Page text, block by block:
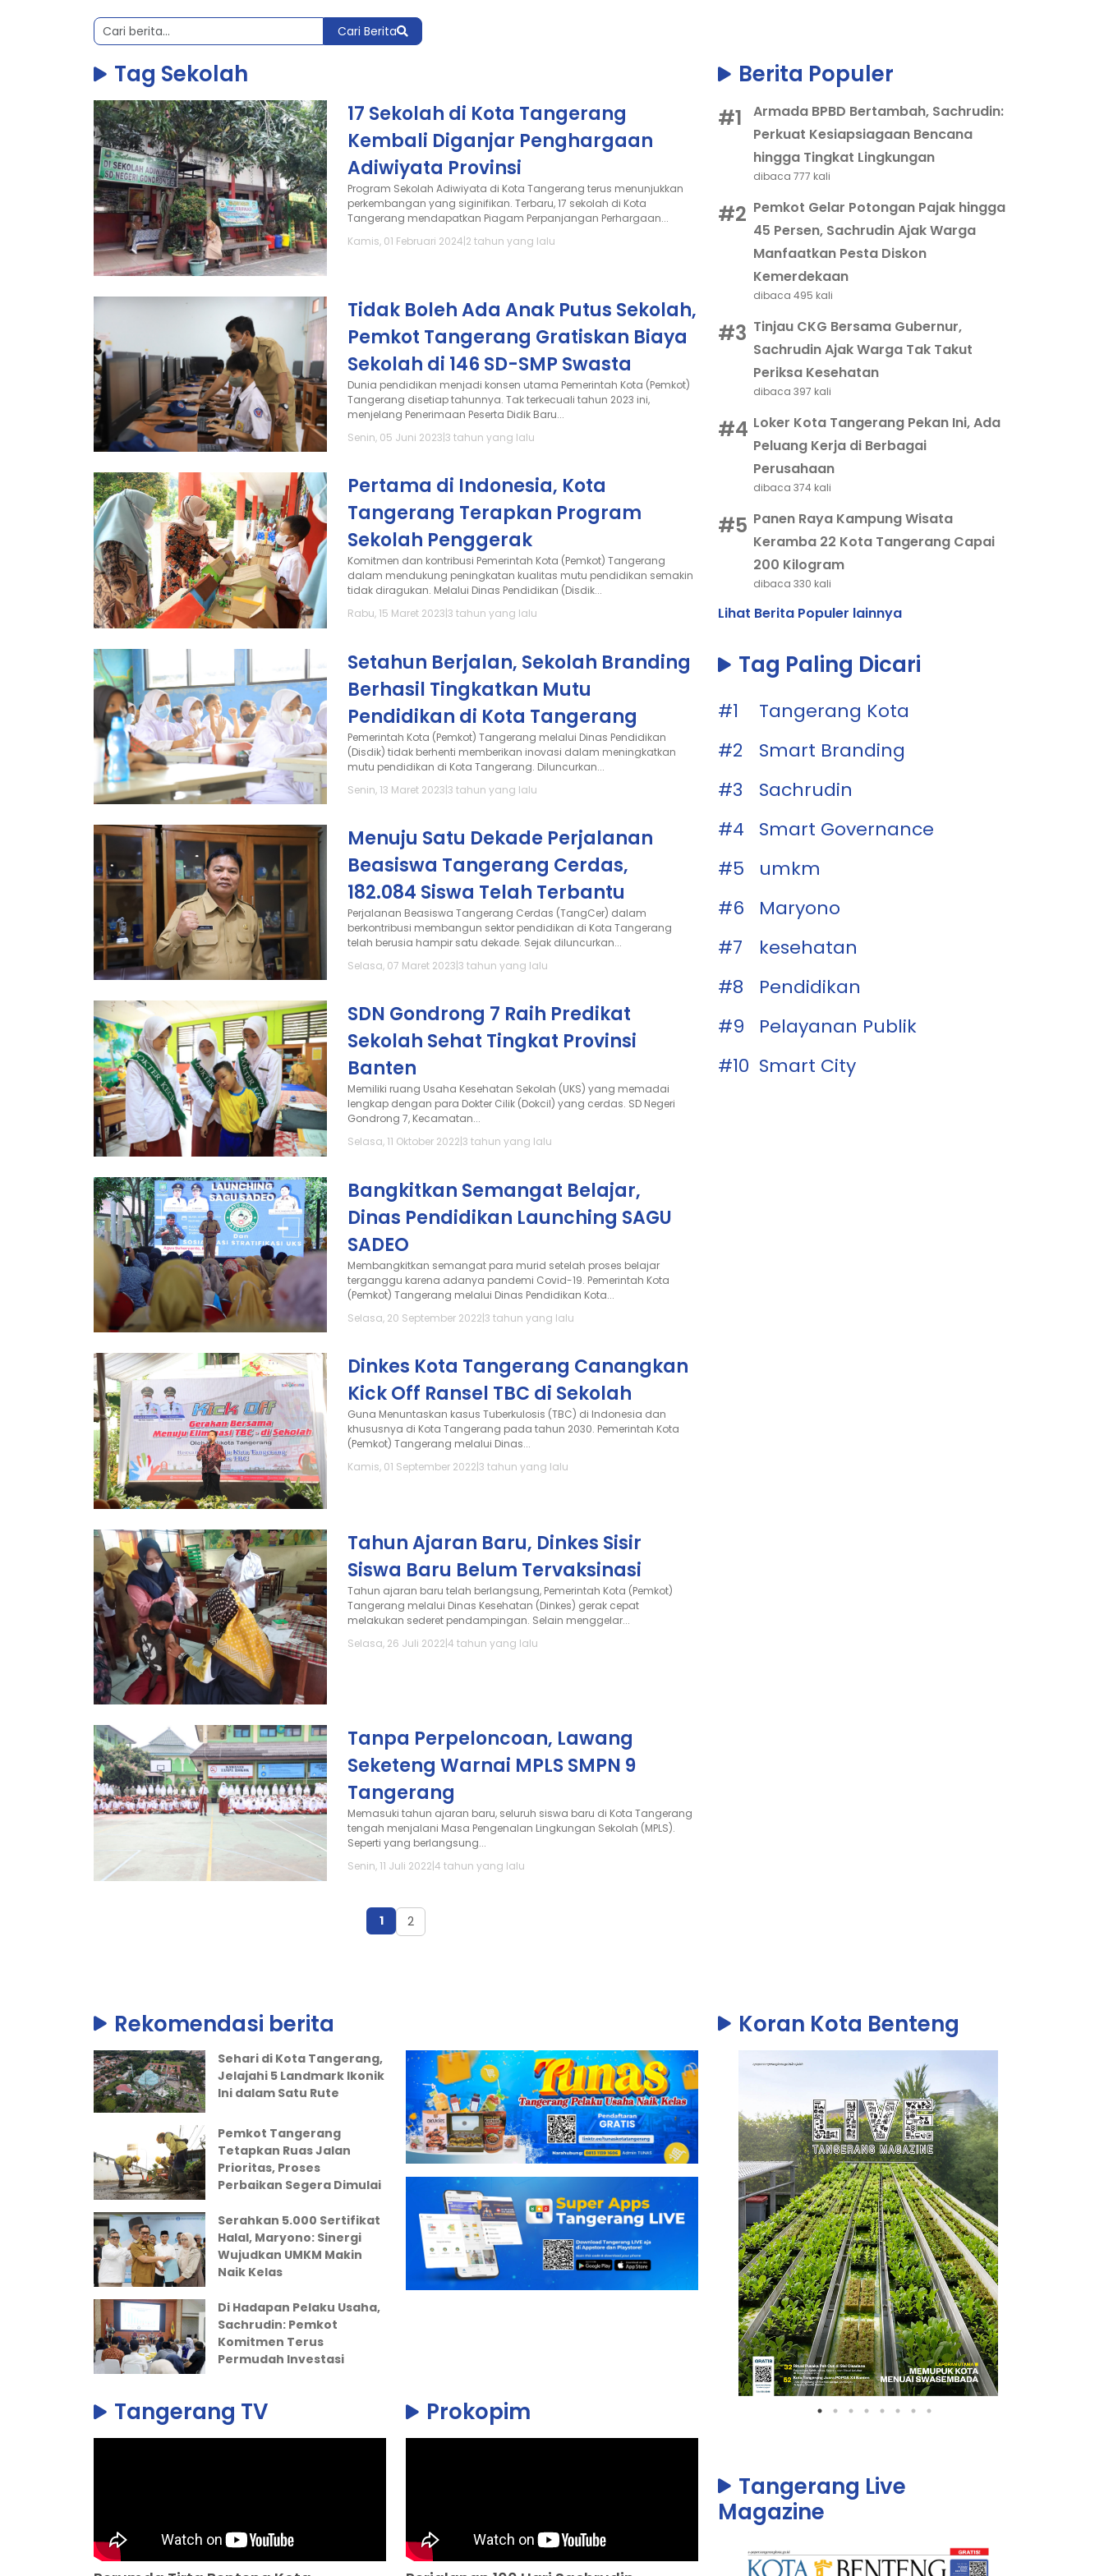
Cari Berita
Tag Sekolah
17 Sekolah di Kota Tangerang
Kembali Diganjar Penghargaan
Adiwiyata Provinsi
Program Sekolah Adiwiyata di Kota Tangerang terus menunjukkan
perkembangan yang siginifikan. Terbaru, 17 sekolah di Kota
Tangerang mendapatkan Piagam Perpanjangan Perhargaan...
Kamis, 01 Februari 2024 2 tahun yang lalu
Tidak Boleh Ada Anak Putus Sekolah,
Pemkot Tangerang Gratiskan Biaya
Sekolah di 146 SD-SMP Swasta
Dunia pendidikan menjadi konsen utama Pemerintah Kota (Pemkot)
Tangerang disetiap tahunnya. Tak terkecuali tahun 2023 ini,
menjelang Penerimaan Peserta Didik Baru...
Senin, 05 Juni 2023|3 tahun yang lalu
Pertama di Indonesia, Kota
Tangerang Terapkan Program
Sekolah Penggerak
Komitmen dan kontribusi Pemerintah Kota (Pemkot) Tangerang
dalam mendukung peningkatan kualitas mutu pendidikan semakin
tidak diragukan. Melalui Dinas Pendidikan (Disdik...
Rabu, 15 Maret 2023|3 tahun yang lalu
Setahun Berjalan, Sekolah Branding
Berhasil Tingkatkan Mutu
Pendidikan di Kota Tangerang
Pemerintah Kota (Pemkot) Tangerang melalui Dinas Pendidikan
(Disdik) tidak berhenti memberikan inovasi dalam meningkatkan
mutu pendidikan di Kota Tangerang. Diluncurkan...
Senin, 13 Maret 2023|3 tahun yang lalu
Menuju Satu Dekade Perjalanan
Beasiswa Tangerang Cerdas,
182.084 Siswa Telah Terbantu
Perjalanan Beasiswa Tangerang Cerdas (TangCer) dalam
berkontribusi membangun sektor pendidikan di Kota Tangerang
telah berusia hampir satu dekade. Sejak diluncurkan...
Selasa, 07 Maret 2023|3 tahun yang lalu
SDN Gondrong 7 Raih Predikat
Sekolah Sehat Tingkat Provinsi
Banten
Memiliki ruang Usaha Kesehatan Sekolah (UKS) yang memadai
lengkap dengan para Dokter Cilik (Dokcil) yang cerdas. SD Negeri
Gondrong 7, Kecamatan...
Selasa, 11 Oktober 2022|3 tahun yang lalu
Bangkitkan Semangat Belajar,
Dinas Pendidikan Launching SAGU
SADEO
Membangkitkan semangat para murid setelah proses belajar
terganggu karena adanya pandemi Covid-19. Pemerintah Kota
(Pemkot) Tangerang melalui Dinas Pendidikan Kota...
Selasa, 20 September 2022|3 tahun yang lalu
Dinkes Kota Tangerang Canangkan
Kick Off Ransel TBC di Sekolah
Guna Menuntaskan kasus Tuberkulosis (TBC) di Indonesia dan
khususnya di Kota Tangerang pada tahun 2030. Pemerintah Kota
(Pemkot) Tangerang melalui Dinas...
Kamis, 01 September 2022|3 tahun yang lalu
Tahun Ajaran Baru, Dinkes Sisir
Siswa Baru Belum Tervaksinasi
Tahun ajaran baru telah berlangsung, Pemerintah Kota (Pemkot)
Tangerang melalui Dinas Kesehatan (Dinkes) gerak cepat
melakukan sederet pendampingan. Selain menggelar...
Selasa, 26 Juli 2022|4 tahun yang lalu
Tanpa Perpeloncoan, Lawang
Seketeng Warnai MPLS SMPN 9
Tangerang
Memasuki tahun ajaran baru, seluruh siswa baru di Kota Tangerang
tengah menjalani Masa Pengenalan Lingkungan Sekolah (MPLS).
Seperti yang berlangsung...
Senin, 11 Juli 2022|4 tahun yang lalu
1 2
Berita Populer
#1
Armada BPBD Bertambah, Sachrudin:
Perkuat Kesiapsiagaan Bencana
hingga Tingkat Lingkungan
dibaca 777 kali
#2 Pemkot Gelar Potongan Pajak hingga
45 Persen, Sachrudin Ajak Warga
Manfaatkan Pesta Diskon
Kemerdekaan
dibaca 495 kali
#3 Tinjau CKG Bersama Gubernur,
Sachrudin Ajak Warga Tak Takut
Periksa Kesehatan
dibaca 397 kali
#4 Loker Kota Tangerang Pekan Ini, Ada
Peluang Kerja di Berbagai
Perusahaan
dibaca 374 kali
#5 Panen Raya Kampung Wisata
Keramba 22 Kota Tangerang Capai
200 Kilogram
dibaca 330 kali
Lihat Berita Populer lainnya
Tag Paling Dicari
#1
Tangerang Kota
#2
Smart Branding
#3
Sachrudin
#4
Smart Governance
#5
umkm
#6
Maryono
#7
kesehatan
#8
Pendidikan
#9
Pelayanan Publik
#10 Smart City
Rekomendasi berita
Sehari di Kota Tangerang,
Jelajahi 5 Landmark Ikonik
Ini dalam Satu Rute
Pemkot Tangerang
Tetapkan Ruas Jalan
Prioritas, Proses
Perbaikan Segera Dimulai
Serahkan 5.000 Sertifikat
Halal, Maryono: Sinergi
Wujudkan UMKM Makin
Naik Kelas
Di Hadapan Pelaku Usaha,
Sachrudin: Pemkot
Komitmen Terus
Permudah Investasi
Tangerang TV Prokopim
Koran Kota Benteng
Tangerang Live
Magazine